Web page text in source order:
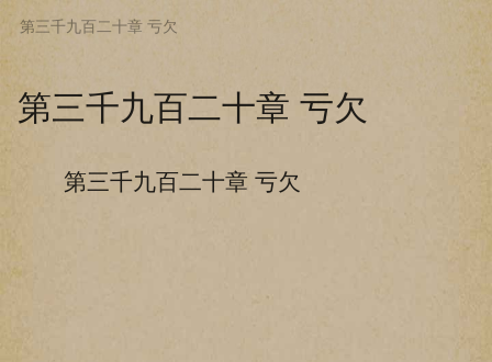
第三千九百二十章 亏欠
第三千九百二十章 亏欠
第三千九百二十章 亏欠